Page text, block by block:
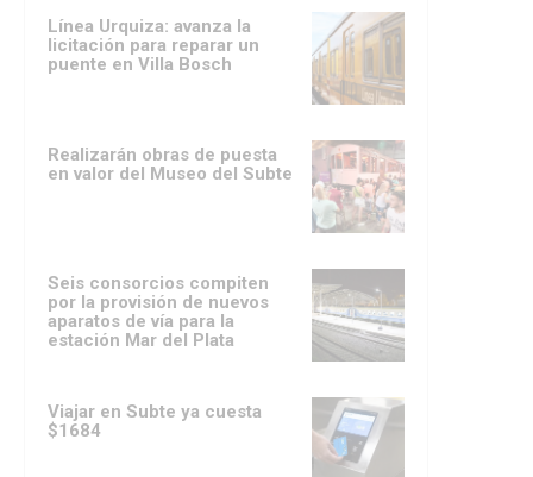
Línea Urquiza: avanza la
licitación para reparar un
puente en Villa Bosch
Realizarán obras de puesta
en valor del Museo del Subte
Seis consorcios compiten
por la provisión de nuevos
aparatos de vía para la
estación Mar del Plata
Viajar en Subte ya cuesta
$1684